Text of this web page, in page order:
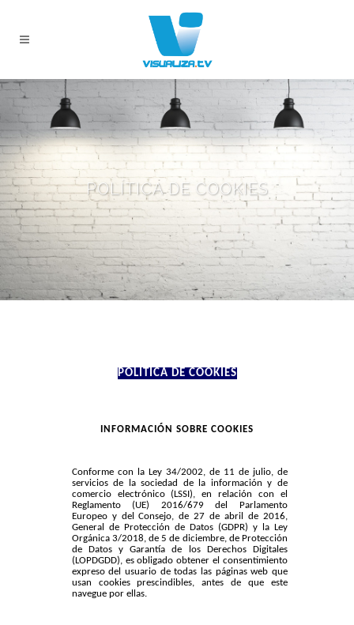
POLÍTICA DE COOKIES
POLÍTICA DE COOKIES
INFORMACIÓN SOBRE COOKIES
Conforme con la Ley 34/2002, de 11 de julio, de
servicios de la sociedad de la información y de
comercio electrónico (LSSI), en relación con el
Reglamento (UE) 2016/679 del Parlamento
Europeo y del Consejo, de 27 de abril de 2016,
General de Protección de Datos (GDPR) y la Ley
Orgánica 3/2018, de 5 de diciembre, de Protección
de Datos y Garantía de los Derechos Digitales
(LOPDGDD), es obligado obtener el consentimiento
expreso del usuario de todas las páginas web que
usan cookies prescindibles, antes de que este
navegue por ellas.